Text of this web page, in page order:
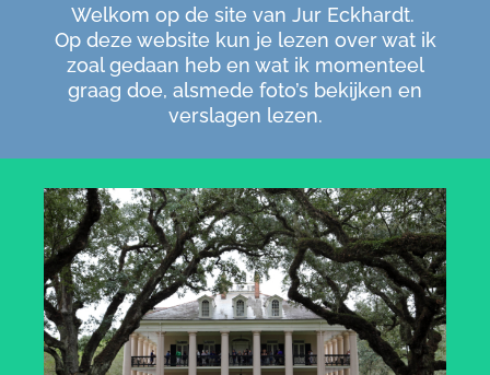
Welkom op de site van Jur Eckhardt.
Op deze website kun je lezen over wat ik
zoal gedaan heb en wat ik momenteel
graag doe, alsmede foto’s bekijken en
verslagen lezen.